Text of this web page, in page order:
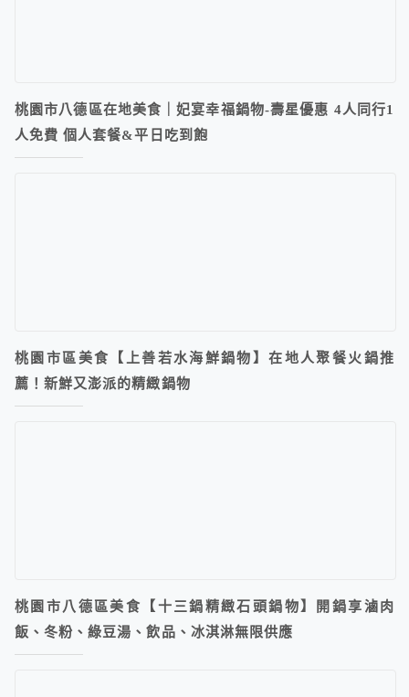
桃園市八德區在地美食｜妃宴幸福鍋物-壽星優惠 4人同行1
人免費 個人套餐&平日吃到飽
桃園市區美食【上善若水海鮮鍋物】在地人聚餐火鍋推
薦！新鮮又澎派的精緻鍋物
桃園市八德區美食【十三鍋精緻石頭鍋物】開鍋享滷肉
飯、冬粉、綠豆湯、飲品、冰淇淋無限供應